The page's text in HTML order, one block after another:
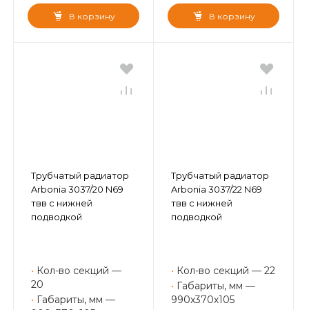
В корзину В корзину
Трубчатый радиатор
Arbonia 3037/20 N69
твв с нижней
подводкой
• Кол-во секций —
20
• Габариты, мм —
Трубчатый радиатор
Arbonia 3037/22 N69
твв с нижней
подводкой
• Кол-во секций — 22
• Габариты, мм —
990х370х105